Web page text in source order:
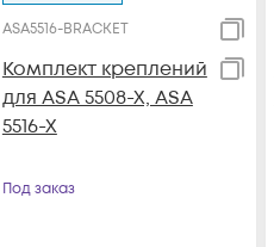
ASA5516-BRACKET
Комплект креплений
для ASA 5508-X, ASA
5516-X
Под заказ